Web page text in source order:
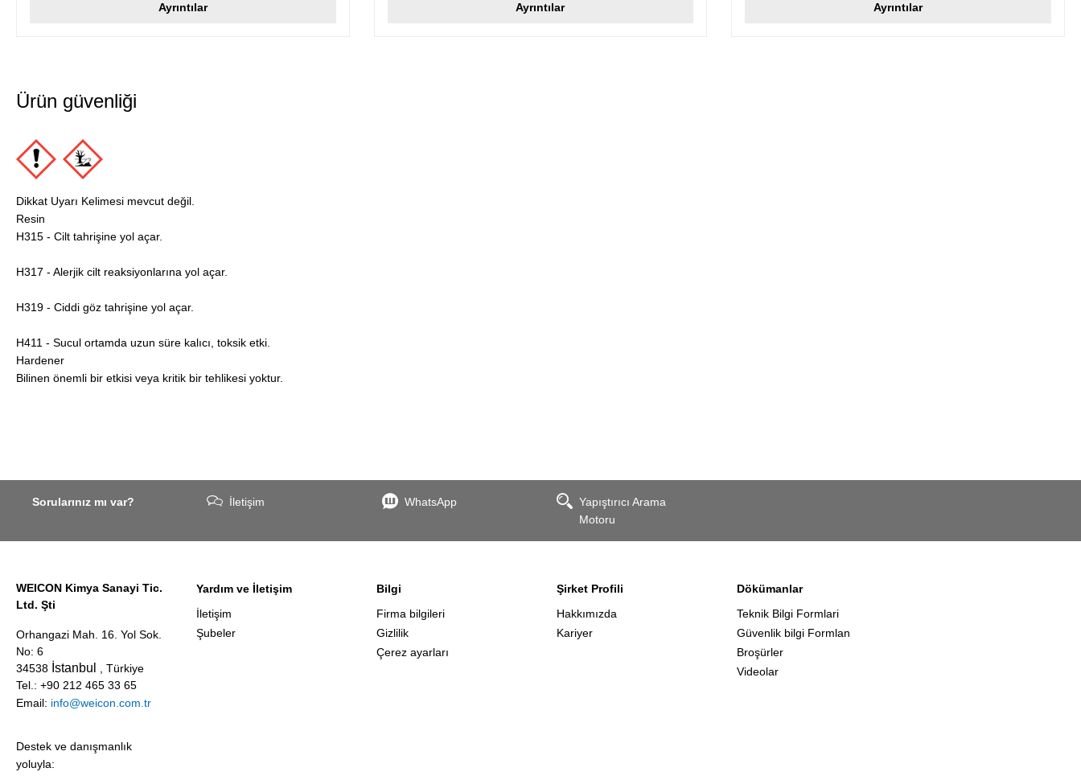
Ayrıntılar Ayrıntılar Ayrıntılar
Ürün güvenliği
Dikkat Uyarı Kelimesi mevcut değil.
Resin
H315 - Cilt tahrişine yol açar.
H317 - Alerjik cilt reaksiyonlarına yol açar.
H319 - Ciddi göz tahrişine yol açar.
H411 - Sucul ortamda uzun süre kalıcı, toksik etki.
Hardener
Bilinen önemli bir etkisi veya kritik bir tehlikesi yoktur.
Sorularınız mı var? İletişim WhatsApp
Yapıştırıcı Arama
Motoru
WEICON Kimya Sanayi Tic.
Ltd. Şti
Orhangazi Mah. 16. Yol Sok.
No: 6
34538 İstanbul
, Türkiye
Tel.: +90 212 465 33 65
Email: info@weicon.com.tr
Destek ve danışmanlık
yoluyla:
Yardım ve İletişim
İletişim
Şubeler
Bilgi
Firma bilgileri
Gizlilik
Çerez ayarları
Şirket Profili
Hakkımızda
Kariyer
Dökümanlar
Teknik Bilgi Formlari
Güvenlik bilgi Formlan
Broşürler
Videolar